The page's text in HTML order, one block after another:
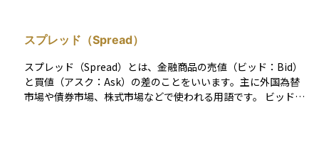
す。 同じファンドタイプなら総経費率 TER（Total Expense R
atio）や実質コストを比較し、長期保有ほど差が拡大する点に
留意して商品選択を行うことが重要です。
数値を知ることはできませんが、同じカテゴリのファンド同士
を費用面で比較する際に最も実態に近い指標として役立ちま
す。
スプレッド（Spread）
スプレッド（Spread）とは、金融商品の売値（ビッド：Bid）
と買値（アスク：Ask）の差のことをいいます。主に外国為替
市場や債券市場、株式市場などで使われる用語です。 ビッド